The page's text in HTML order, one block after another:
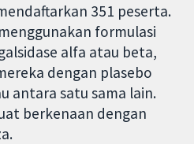
351 peserta.
formulasi
alfa atau beta,
dengan plasebo
antara satu sama lain.
berkenaan dengan